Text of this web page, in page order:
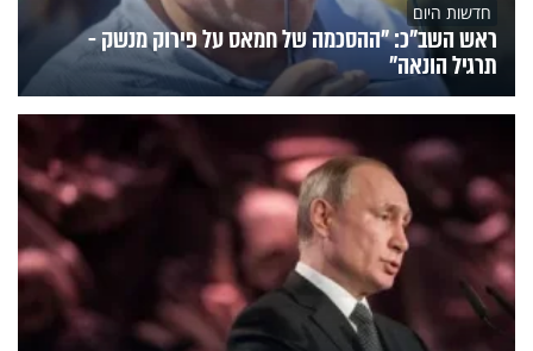
חדשות היום
ראש השב"כ: "ההסכמה של חמאס על פירוק מנשק -
תרגיל הונאה"